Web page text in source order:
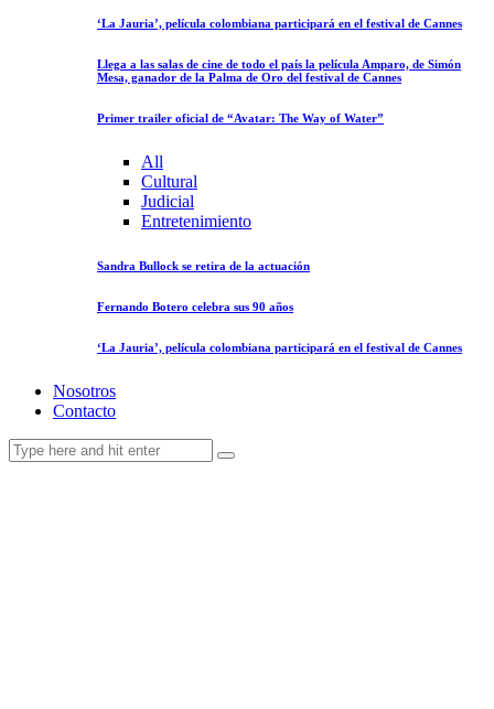
‘La Jauria’, película colombiana participará en el festival de Cannes
Llega a las salas de cine de todo el país la película Amparo, de Simón
Mesa, ganador de la Palma de Oro del festival de Cannes
Primer trailer oficial de “Avatar: The Way of Water”
All
Cultural
Judicial
Entretenimiento
Sandra Bullock se retira de la actuación
Fernando Botero celebra sus 90 años
‘La Jauria’, película colombiana participará en el festival de Cannes
Nosotros
Contacto